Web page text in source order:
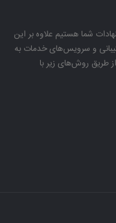
شما هستیم علاوه بر این
و سرویس‌های خدمات به
طریق روش‌های زیر با